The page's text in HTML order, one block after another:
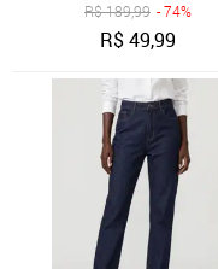
R$189,99 - 74%
R$49,99